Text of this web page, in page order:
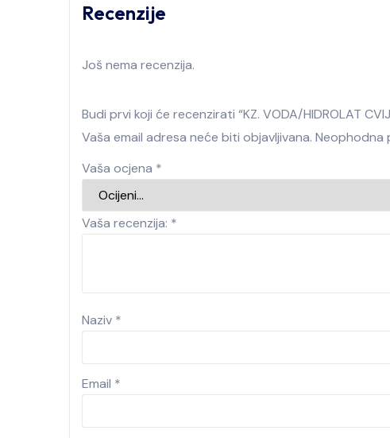
Recenzije
Još nema recenzija.
Budi prvi koji će recenzirati “KZ. VODA/HIDROLAT
Vaša email adresa neće biti objavljivana. Neophodna
Vaša ocjena *
Vaša recenzija: *
Naziv *
Email *